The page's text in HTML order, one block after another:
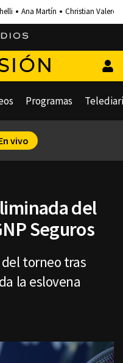
Ana Martín Christian Valero
Programas
vivo
del
Seguros
torneo tras
la eslovena